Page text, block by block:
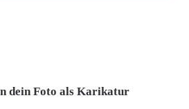
dein Foto als Karikatur